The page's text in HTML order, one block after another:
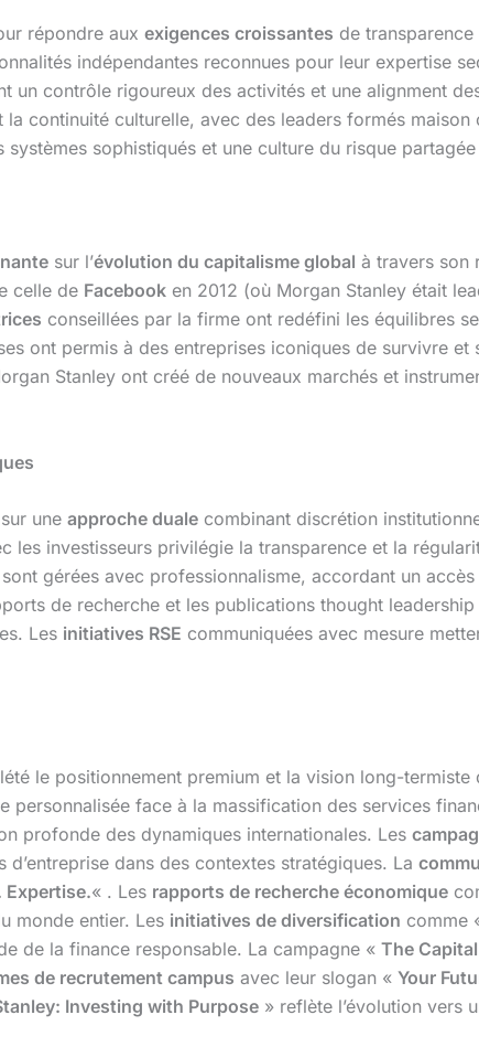
répondre aux exigences croissantes de
indépendantes reconnues pour leur expertise
un contrôle rigoureux des activités et une alignment
continuité culturelle, avec des leaders formés maison
systèmes sophistiqués et une culture du risque
sur l’évolution du capitalisme global à travers son
celle de Facebook en 2012 (où Morgan Stanley était
conseillées par la firme ont redéfini les équilibres
ont permis à des entreprises iconiques de survivre
Stanley ont créé de nouveaux marchés et
une approche duale combinant discrétion
les investisseurs privilégie la transparence et la
sont gérées avec professionnalisme, accordant un
de recherche et les publications thought
Les initiatives RSE communiquées avec mesure
le positionnement premium et la vision long-termiste
personnalisée face à la massification des services
profonde des dynamiques internationales. Les
dans des contextes stratégiques. La
Expertise.« . Les rapports de recherche économique
monde entier. Les initiatives de diversification comme
de la finance responsable. La campagne « The
de recrutement campus avec leur slogan « Your
Investing with Purpose » reflète l’évolution vers